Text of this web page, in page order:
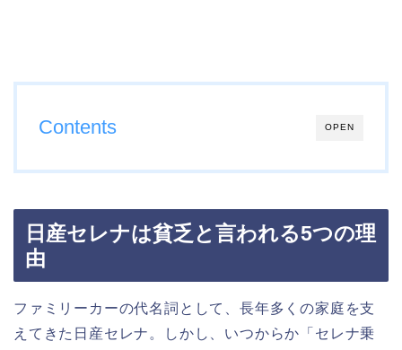
OPEN
Contents
日産セレナは貧乏と言われる5つの理
由
ファミリーカーの代名詞として、長年多くの家庭を支
えてきた日産セレナ。しかし、いつからか「セレナ乗